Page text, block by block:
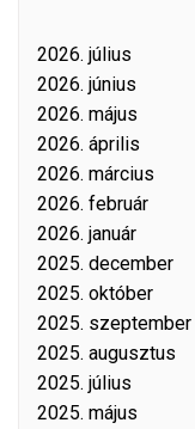
2026. július
2026. június
2026. május
2026. április
2026. március
2026. február
2026. január
2025. december
2025. október
2025. szeptember
2025. augusztus
2025. július
2025. május